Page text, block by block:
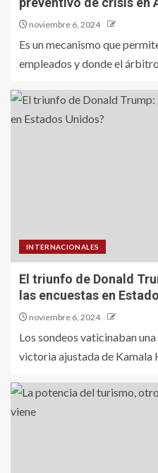
noviembre 6, 2024
Es un mecanismo que
empleados y donde el
INTERNACIONALES
El triunfo de Donald
las encuestas en
noviembre 6, 2024
Los sondeos vaticinaban
victoria ajustada de Kamala